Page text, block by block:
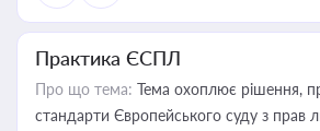
Практика ЄСПЛ
Про що тема: Тема охоплює рішення,
стандарти Європейського суду з прав